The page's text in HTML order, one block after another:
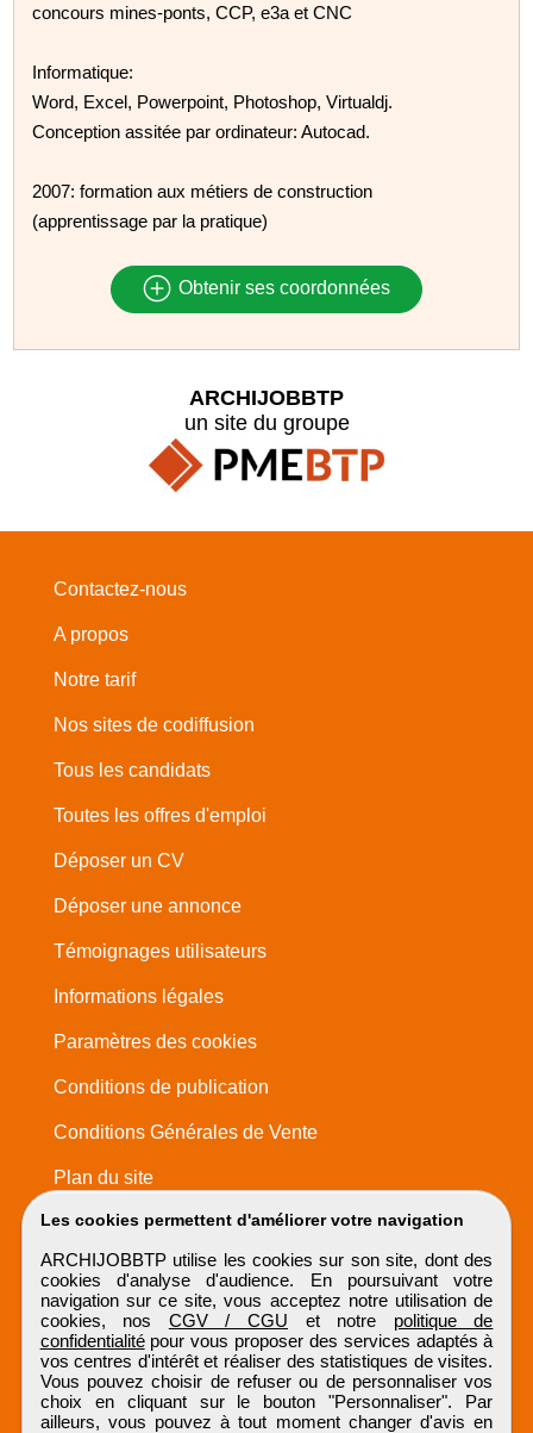
concours mines-ponts, CCP, e3a et CNC
Informatique:
Word, Excel, Powerpoint, Photoshop, Virtualdj.
Conception assitée par ordinateur: Autocad.
2007: formation aux métiers de construction
(apprentissage par la pratique)
Obtenir ses coordonnées
Les cookies permettent d'améliorer votre navigation
ARCHIJOBBTP utilise les cookies sur son site, dont des
cookies d'analyse d'audience. En poursuivant votre
navigation sur ce site, vous acceptez notre utilisation de
cookies, nos CGV / CGU et notre politique de
confidentialitépour vous proposer des services adaptés à
vos centres d'intérêt et réaliser des statistiques de visites.
Vous pouvez choisir de refuser ou de personnaliser vos
choix en cliquant sur le bouton "Personnaliser". Par
ailleurs, vous pouvez à tout moment changer d'avis en
ARCHIJOBBTP
un site du groupe
Contactez-nous
A propos
Notre tarif
Nos sites de codiffusion
Tous les candidats
Toutes les offres d'emploi
Déposer un CV
Déposer une annonce
Témoignages utilisateurs
Informations légales
Paramètres des cookies
Conditions de publication
Conditions Générales de Vente
Plan du site